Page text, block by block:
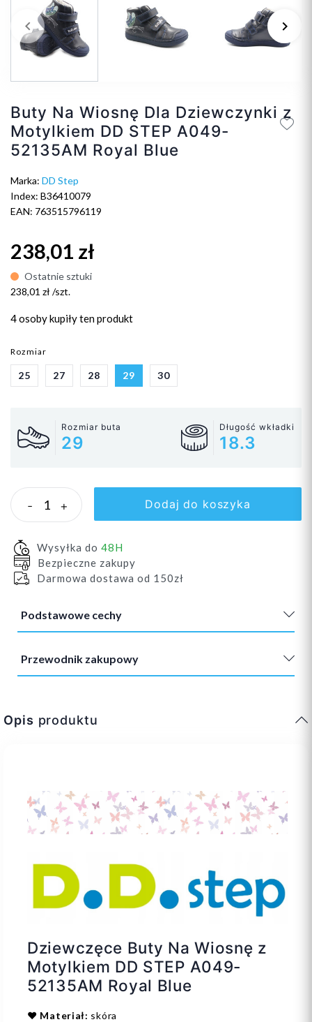
Poprzedni
keyboard_arrow_left keyboard_arrow_right
Buty Na Wiosnę Dla Dziewczynki z
Motylkiem DD STEP A049-
52135AM Royal Blue
Marka: DD Step
Index: B36410079
EAN: 763515796119
238,01 zł
Ostatnie sztuki
238,01 zł /szt.
4 osobykupiły ten produkt
Rozmiar
25 27 28 29 30
Rozmiar buta
29
Długość wkładki
18.3
- + Dodaj do koszyka
Wysyłka do 48H
Bezpieczne zakupy
Darmowa dostawa od 150zł
Podstawowe cechy
Przewodnik zakupowy
Opis produktu
Dziewczęce Buty Na Wiosnę z
Motylkiem DD STEP A049-
52135AM Royal Blue
❤️ Materiał: skóra